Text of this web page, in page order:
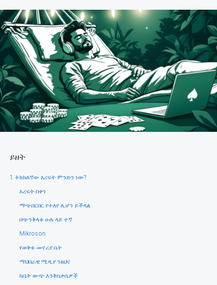
ይዘት
1. ትክክለኛው እረፍት ምንድን ነው?
እረፍት በቀን
ማጭበርበር የተለየ ሊሆን ይችላል
በጭንቅላቱ ሁሉ ላይ ተኛ
Mikroson
የወቅቱ መኖሪያ ቤት
ማህበራዊ ሚዲያ ንፅህና
ከቤት ውጭ እንቅስቃሴዎች